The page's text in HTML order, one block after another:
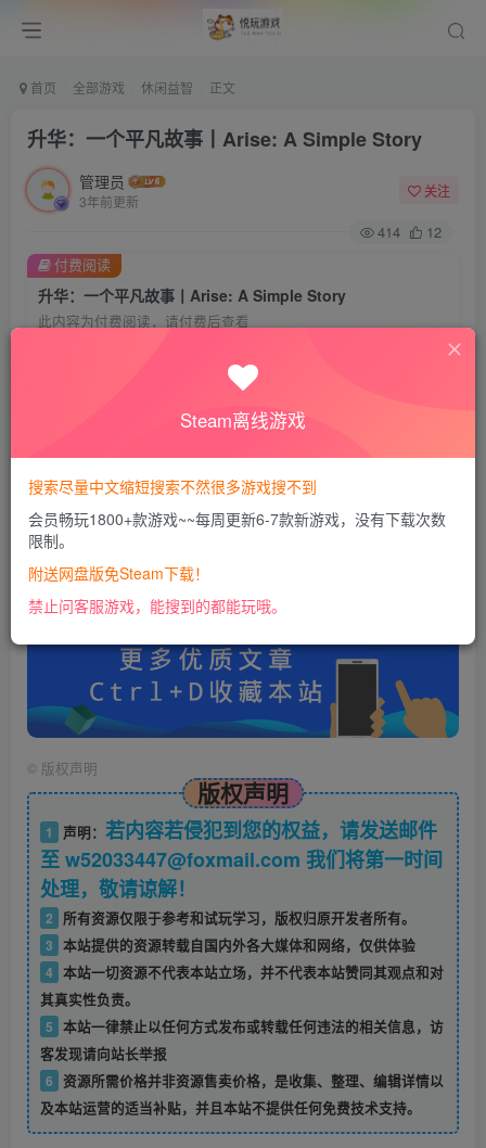
首页 全部游戏 休闲益智 正文
升华：一个平凡故事丨Arise: A Simple Story
管理员
3年前更新
关注
414 12
升华：一个平凡故事丨Arise: A Simple Story
此内容为付费阅读，请付费后查看
悦玩币 8
免费
您当前未登录！建议登陆后购买，可保存购买订单
付费阅读
账号密码错误或需要验证码，进售后扣裙1050974489
使用教程：
https://docs.qq.com/doc/DU0VHUUFRS2xDa1Jp
© 版权声明
版权声明
1 声明： 若内容若侵犯到您的权益，请发送邮件
至 w52033447@foxmail.com 我们将第一时间
处理，敬请谅解！
2
所有资源仅限于参考和试玩学习，版权归原开发者所有。
3 本站提供的资源转载自国内外各大媒体和网络，仅供体验
4 本站一切资源不代表本站立场，并不代表本站赞同其观点和对
其真实性负责。
5 本站一律禁止以任何方式发布或转载任何违法的相关信息，访
客发现请向站长举报
6
资源所需价格并非资源售卖价格，是收集、整理、编辑详情以
及本站运营的适当补贴，并且本站不提供任何免费技术支持。
Steam离线游戏
搜索尽量中文缩短搜索不然很多游戏搜不到
会员畅玩1800+款游戏~~每周更新6-7款新游戏，没有下载次数
限制。
附送网盘版免Steam下载！
禁止问客服游戏，能搜到的都能玩哦。